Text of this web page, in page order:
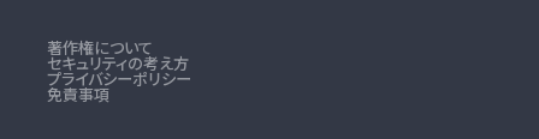
著作権について
セキュリティの考え方
プライバシーポリシー
免責事項